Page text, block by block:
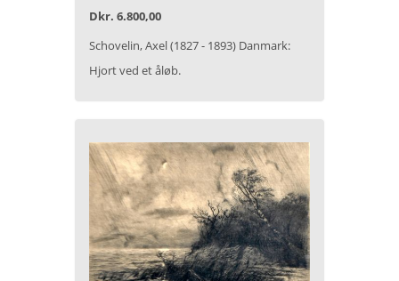
Dkr. 6.800,00
Schovelin, Axel (1827 - 1893) Danmark:
Hjort ved et åløb.